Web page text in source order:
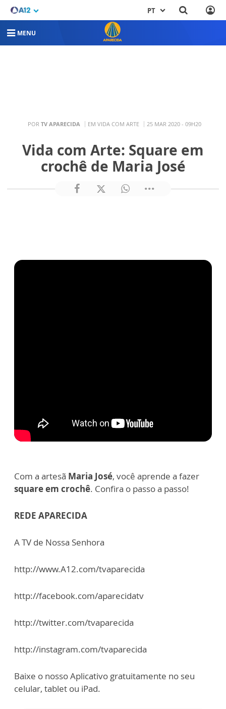
PT
MENU
POR TV APARECIDA EM VIDA COM ARTE 25 MAR 2020 - 09H20
Vida com Arte: Square em
crochê de Maria José
Com a artesã Maria José, você aprende a fazer
square em crochê. Confira o passo a passo!
REDE APARECIDA
A TV de Nossa Senhora
http://www.A12.com/tvaparecida
http://facebook.com/aparecidatv
http://twitter.com/tvaparecida
http://instagram.com/tvaparecida
Baixe o nosso Aplicativo gratuitamente no seu
celular, tablet ou iPad.